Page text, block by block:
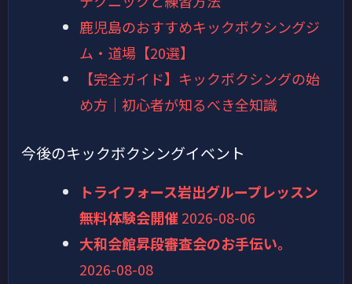
鹿児島のおすすめキックボクシングジ
ム・道場【20選】
【完全ガイド】キックボクシングの始
め方｜初心者が知るべき全知識
今後のキックボクシングイベント
トライフォース岩出グループレッスン
無料体験会開催 2026-08-06
大和会館昇段審査会のお手伝い。
2026-08-08